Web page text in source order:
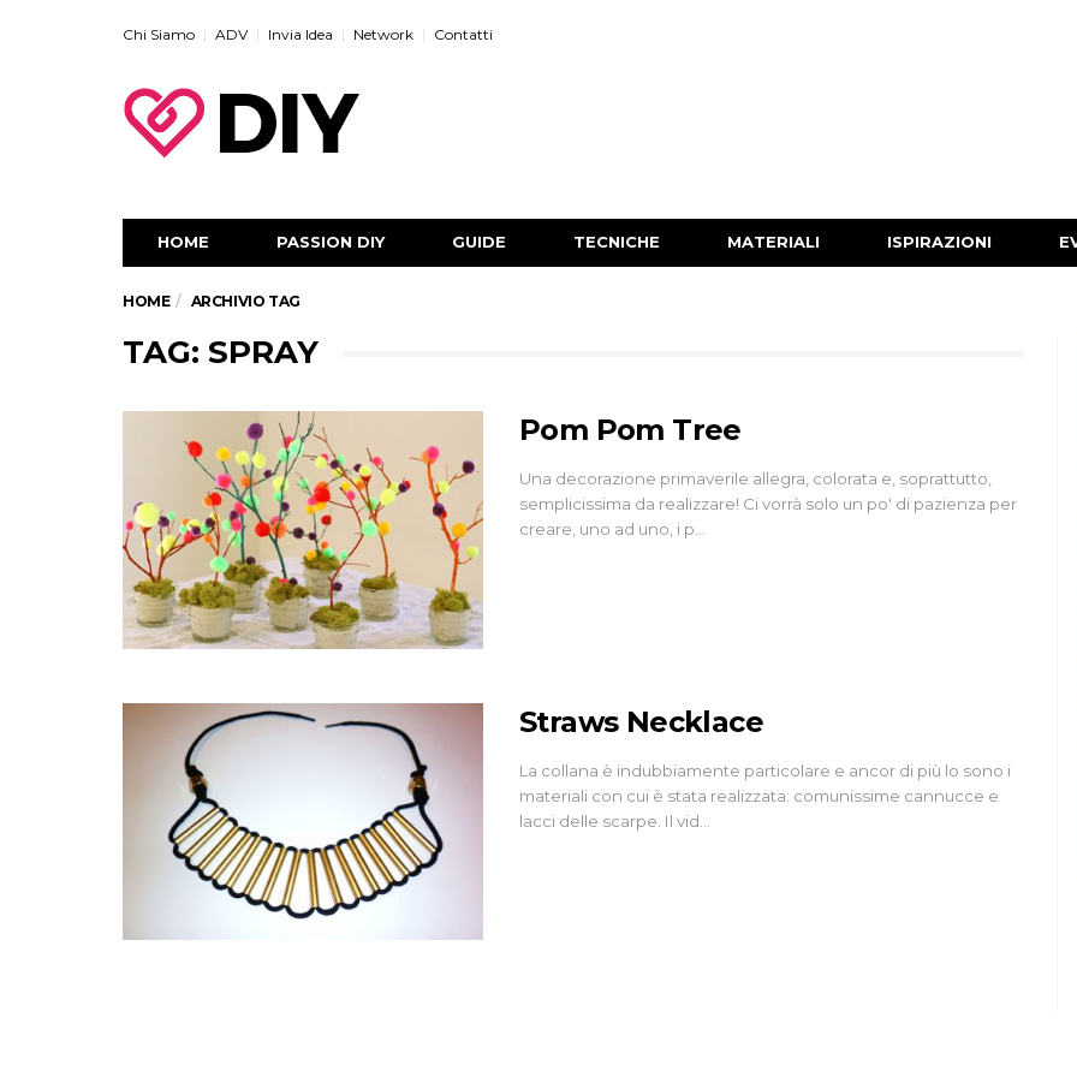
Chi Siamo ADV Invia Idea Network Contatti
HOME PASSION DIY GUIDE TECNICHE MATERIALI ISPIRAZIONI
HOME ARCHIVIO TAG
TAG: SPRAY
Pom Pom Tree
Una decorazione primaverile allegra, colorata e, soprattutto,
semplicissima da realizzare! Ci vorrà solo un po' di pazienza per
creare, uno ad uno, i p…
Straws Necklace
La collana è indubbiamente particolare e ancor di più lo sono i
materiali con cui è stata realizzata: comunissime cannucce e
lacci delle scarpe. Il vid…
DECORAZIONI
Bouquet d’Autunno
4 Ott 2013